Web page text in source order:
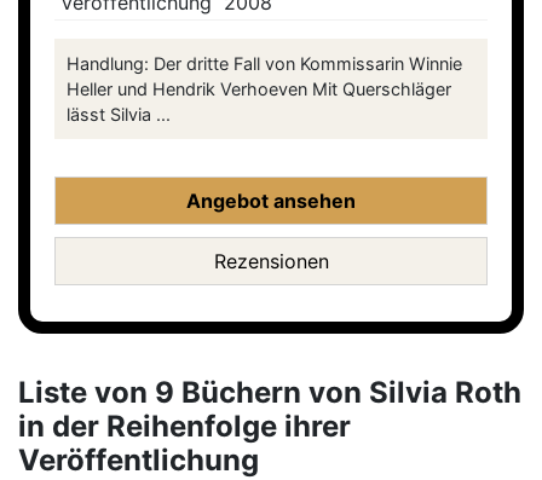
Handlung: Der dritte Fall von Kommissarin Winnie
Heller und Hendrik Verhoeven Mit Querschläger
lässt Silvia ...
Angebot ansehen
Rezensionen
Liste von 9 Büchern von Silvia Roth
in der Reihenfolge ihrer
Veröffentlichung